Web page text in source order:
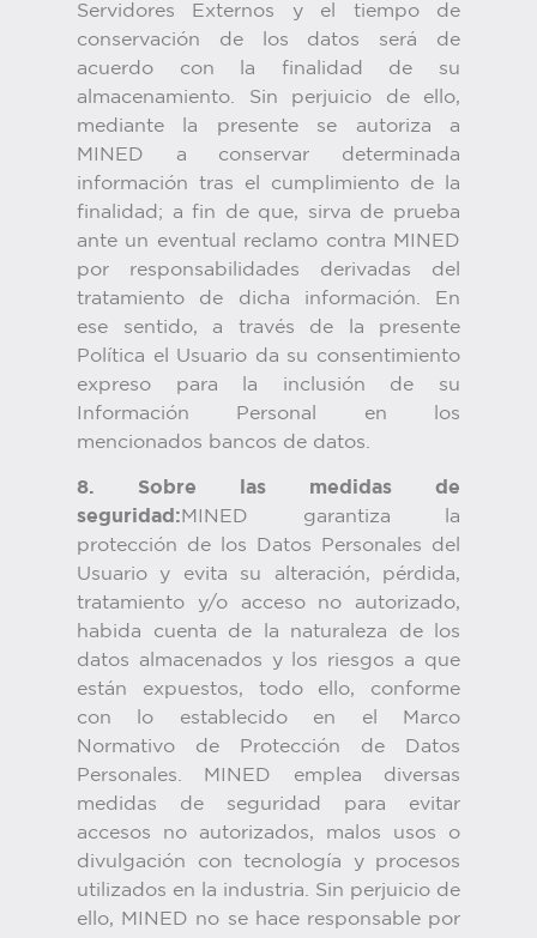
Servidores Externos y el tiempo de
conservación de los datos será de
acuerdo con la finalidad de su
almacenamiento. Sin perjuicio de ello,
mediante la presente se autoriza a
MINED a conservar determinada
información tras el cumplimiento de la
finalidad; a fin de que, sirva de prueba
ante un eventual reclamo contra MINED
por responsabilidades derivadas del
tratamiento de dicha información. En
ese sentido, a través de la presente
Política el Usuario da su consentimiento
expreso para la inclusión de su
Información Personal en los
mencionados bancos de datos.
8. Sobre las medidas de
seguridad: MINED garantiza la
protección de los Datos Personales del
Usuario y evita su alteración, pérdida,
tratamiento y/o acceso no autorizado,
habida cuenta de la naturaleza de los
datos almacenados y los riesgos a que
están expuestos, todo ello, conforme
con lo establecido en el Marco
Normativo de Protección de Datos
Personales. MINED emplea diversas
medidas de seguridad para evitar
accesos no autorizados, malos usos o
divulgación con tecnología y procesos
utilizados en la industria. Sin perjuicio de
ello, MINED no se hace responsable por